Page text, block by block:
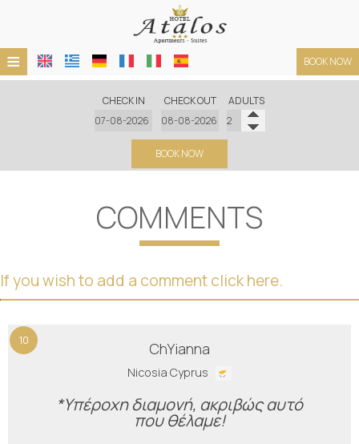
≡ BOOK NOW
PHOTO GALLERY
REQUEST
CONTACT
CHECK IN CHECK OUT ADULTS
BOOK NOW
COMMENTS
If you wish to add a comment click here.
10 ChYianna
Nicosia Cyprus
*Υπέροχη διαμονή, ακριβώς αυτό
που θέλαμε!